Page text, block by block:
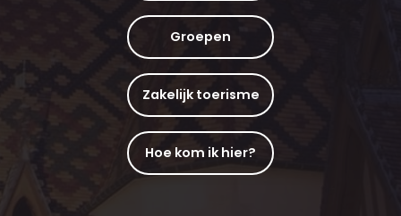
Groepen
Zakelijk toerisme
Hoe kom ik hier?